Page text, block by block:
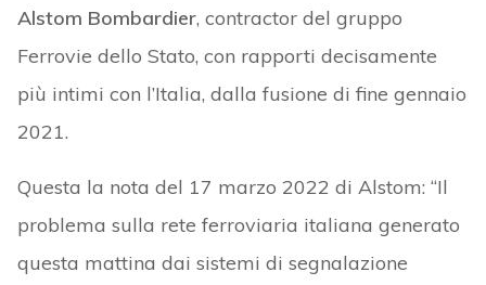
Alstom Bombardier, contractor del gruppo
Ferrovie dello Stato, con rapporti decisamente
più intimi con l’Italia, dalla fusione di fine gennaio
2021.
Questa la nota del 17 marzo 2022 di Alstom: “Il
problema sulla rete ferroviaria italiana generato
questa mattina dai sistemi di segnalazione